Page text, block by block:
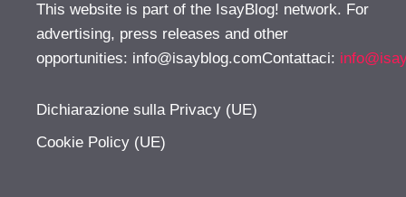
This website is part of the IsayBlog! network. For
advertising, press releases and other
opportunities: info@isayblog.comContattaci:
Dichiarazione sulla Privacy (UE)
Cookie Policy (UE)